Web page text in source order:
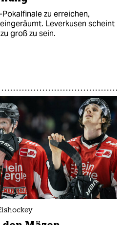
zu erreichen,
Leverkusen scheint
groß zu sein.